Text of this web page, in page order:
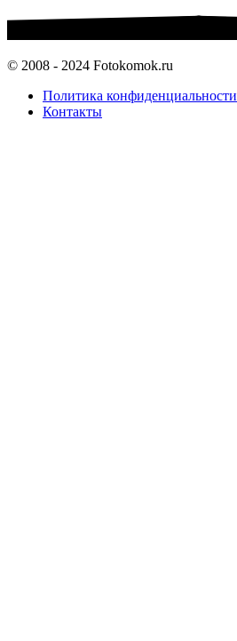
© 2008 - 2024 Fotokomok.ru
Политика конфиденциальности
Контакты